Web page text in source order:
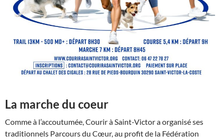
La marche du coeur
Comme à l’accoutumée, Courir à Saint-Victor a organisé ses
traditionnels Parcours du Cœur, au profit de la Fédération